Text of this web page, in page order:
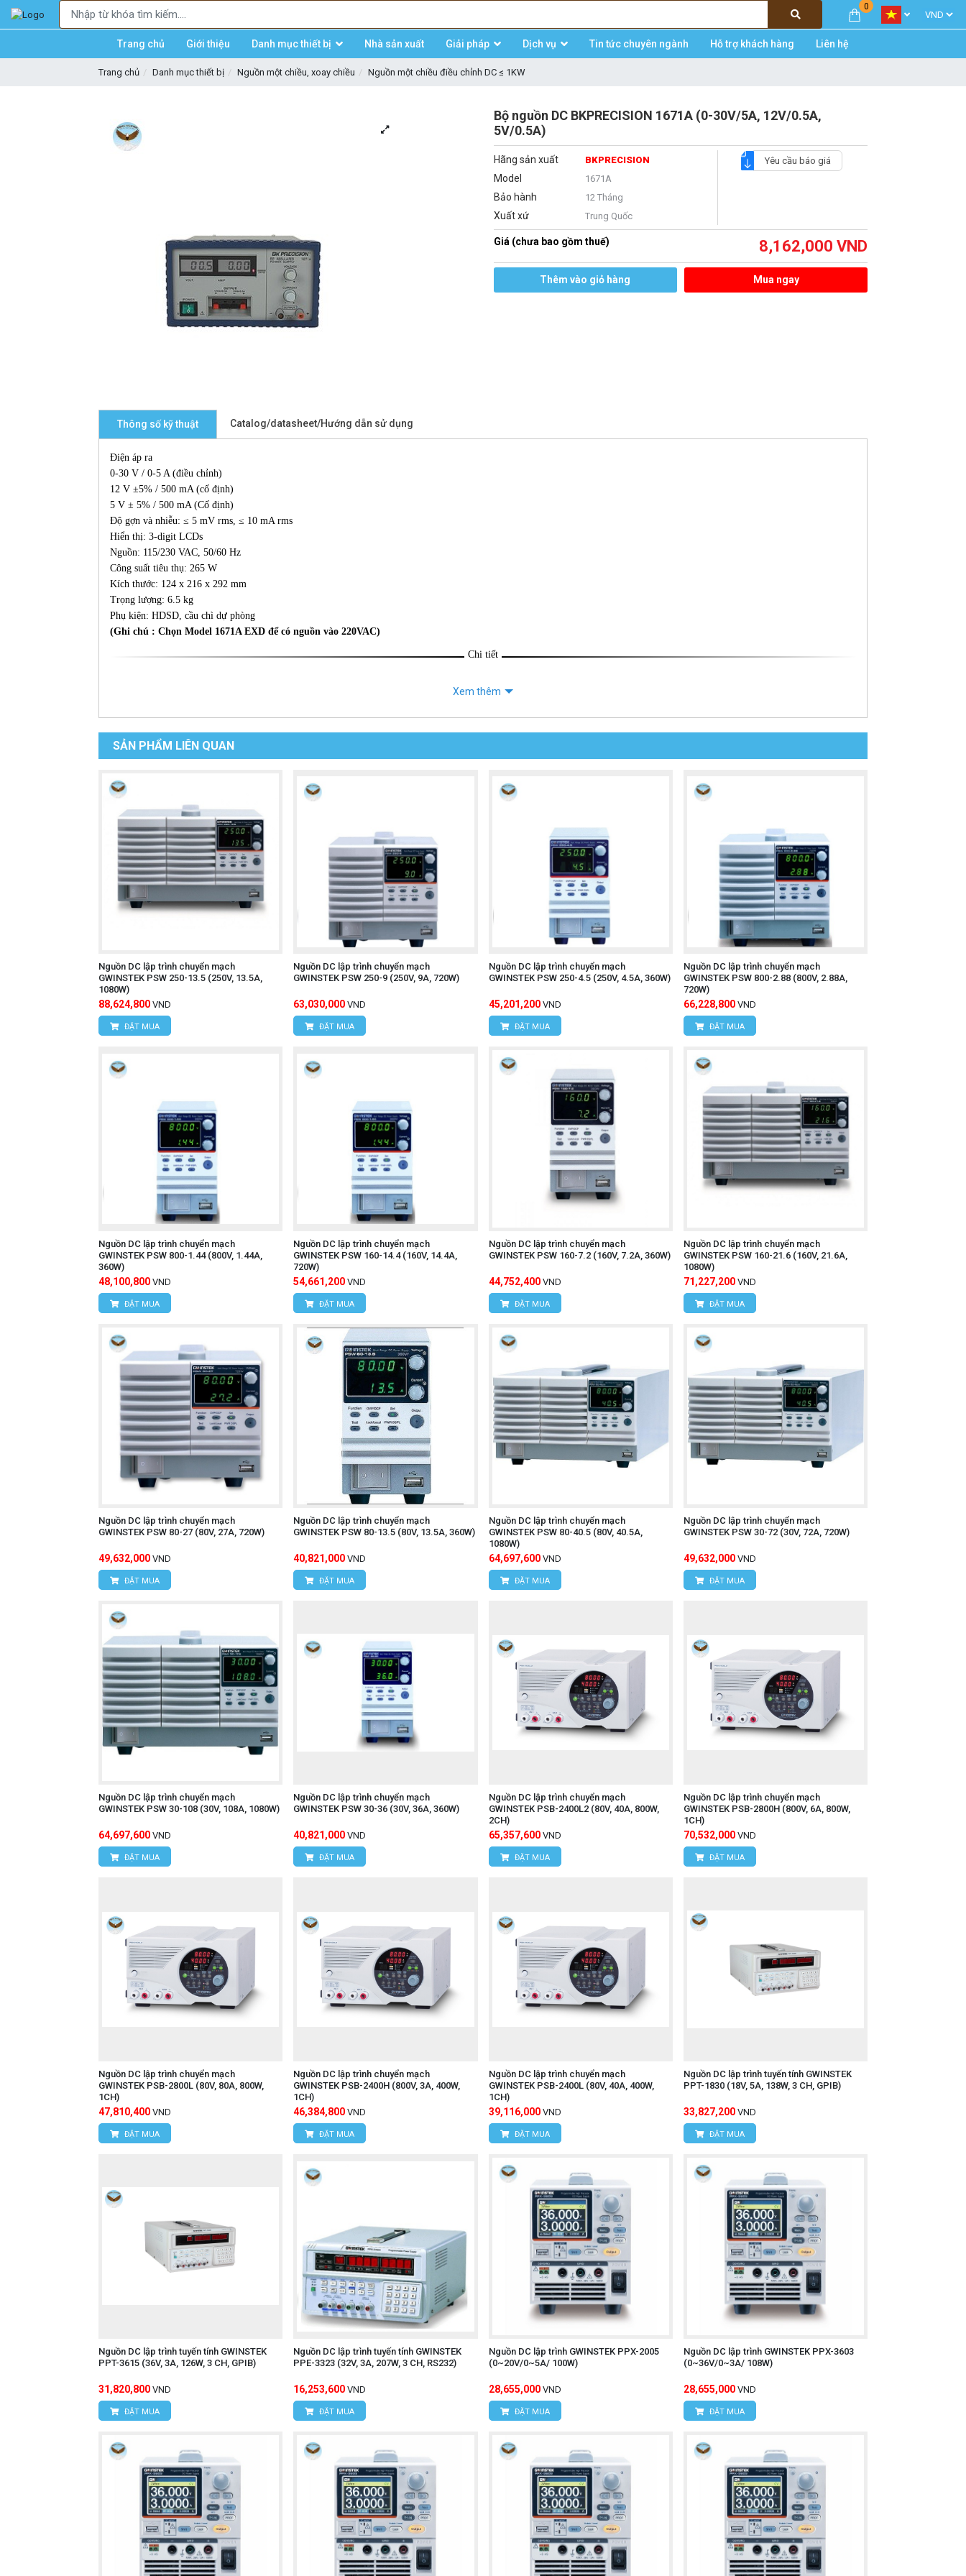
0
Trang chủ Giới thiệu Danh mục thiết bị Nhà sản xuất Giải pháp Dịch vụ Tin tức chuyên ngành Hỗ trợ khách hàng Liên hệ
Trang chủ Danh mục thiết bị Nguồn một chiều, xoay chiều Nguồn một chiều điều chỉnh DC ≤ 1KW
Bộ nguồn DC BKPRECISION 1671A (0-30V/5A, 12V/0.5A,
5V/0.5A)
Hãng sản xuất BKPRECISION
Model 1671A
Bảo hành 12 Tháng
Xuất xứ Trung Quốc
Yêu cầu báo giá
Giá (chưa bao gồm thuế) 8,162,000 VND
Thêm vào giỏ hàng Mua ngay
Thông số kỹ thuật Catalog/datasheet/Hướng dẫn sử dụng
Điện áp ra
0-30 V / 0-5 A (điều chỉnh)
12 V ±5% / 500 mA (cố định)
5 V ± 5% / 500 mA (Cố định)
Độ gợn và nhiễu: ≤ 5 mV rms, ≤ 10 mA rms
Hiển thị: 3-digit LCDs
Nguồn: 115/230 VAC, 50/60 Hz
Công suất tiêu thụ: 265 W
Kích thước: 124 x 216 x 292 mm
Trọng lượng: 6.5 kg
Phụ kiện: HDSD, cầu chì dự phòng
(Ghi chú : Chọn Model 1671A EXD để có nguồn vào 220VAC)
Chi tiết
Xem thêm
SẢN PHẨM LIÊN QUAN
Nguồn DC lập trình chuyển mạch
GWINSTEK PSW 250-13.5 (250V, 13.5A,
1080W)
88,624,800 VND
ĐẶT MUA
Nguồn DC lập trình chuyển mạch
GWINSTEK PSW 250-9 (250V, 9A, 720W)
63,030,000 VND
ĐẶT MUA
Nguồn DC lập trình chuyển mạch
GWINSTEK PSW 250-4.5 (250V, 4.5A, 360W)
45,201,200 VND
ĐẶT MUA
Nguồn DC lập trình chuyển mạch
GWINSTEK PSW 800-2.88 (800V, 2.88A,
720W)
66,228,800 VND
ĐẶT MUA
Nguồn DC lập trình chuyển mạch
GWINSTEK PSW 800-1.44 (800V, 1.44A,
360W)
48,100,800 VND
ĐẶT MUA
Nguồn DC lập trình chuyển mạch
GWINSTEK PSW 160-14.4 (160V, 14.4A,
720W)
54,661,200 VND
ĐẶT MUA
Nguồn DC lập trình chuyển mạch
GWINSTEK PSW 160-7.2 (160V, 7.2A, 360W)
44,752,400 VND
ĐẶT MUA
Nguồn DC lập trình chuyển mạch
GWINSTEK PSW 160-21.6 (160V, 21.6A,
1080W)
71,227,200 VND
ĐẶT MUA
Nguồn DC lập trình chuyển mạch
GWINSTEK PSW 80-27 (80V, 27A, 720W)
49,632,000 VND
ĐẶT MUA
Nguồn DC lập trình chuyển mạch
GWINSTEK PSW 80-13.5 (80V, 13.5A, 360W)
40,821,000 VND
ĐẶT MUA
Nguồn DC lập trình chuyển mạch
GWINSTEK PSW 80-40.5 (80V, 40.5A,
1080W)
64,697,600 VND
ĐẶT MUA
Nguồn DC lập trình chuyển mạch
GWINSTEK PSW 30-72 (30V, 72A, 720W)
49,632,000 VND
ĐẶT MUA
Nguồn DC lập trình chuyển mạch
GWINSTEK PSW 30-108 (30V, 108A, 1080W)
64,697,600 VND
ĐẶT MUA
Nguồn DC lập trình chuyển mạch
GWINSTEK PSW 30-36 (30V, 36A, 360W)
40,821,000 VND
ĐẶT MUA
Nguồn DC lập trình chuyển mạch
GWINSTEK PSB-2400L2 (80V, 40A, 800W,
2CH)
65,357,600 VND
ĐẶT MUA
Nguồn DC lập trình chuyển mạch
GWINSTEK PSB-2800H (800V, 6A, 800W,
1CH)
70,532,000 VND
ĐẶT MUA
Nguồn DC lập trình chuyển mạch
GWINSTEK PSB-2800L (80V, 80A, 800W,
1CH)
47,810,400 VND
ĐẶT MUA
Nguồn DC lập trình chuyển mạch
GWINSTEK PSB-2400H (800V, 3A, 400W,
1CH)
46,384,800 VND
ĐẶT MUA
Nguồn DC lập trình chuyển mạch
GWINSTEK PSB-2400L (80V, 40A, 400W,
1CH)
39,116,000 VND
ĐẶT MUA
Nguồn DC lập trình tuyến tính GWINSTEK
PPT-1830 (18V, 5A, 138W, 3 CH, GPIB)
33,827,200 VND
ĐẶT MUA
Nguồn DC lập trình tuyến tính GWINSTEK
PPT-3615 (36V, 3A, 126W, 3 CH, GPIB)
31,820,800 VND
ĐẶT MUA
Nguồn DC lập trình tuyến tính GWINSTEK
PPE-3323 (32V, 3A, 207W, 3 CH, RS232)
16,253,600 VND
ĐẶT MUA
Nguồn DC lập trình GWINSTEK PPX-2005
(0~20V/0~5A/ 100W)
28,655,000 VND
ĐẶT MUA
Nguồn DC lập trình GWINSTEK PPX-3603
(0~36V/0~3A/ 108W)
28,655,000 VND
ĐẶT MUA